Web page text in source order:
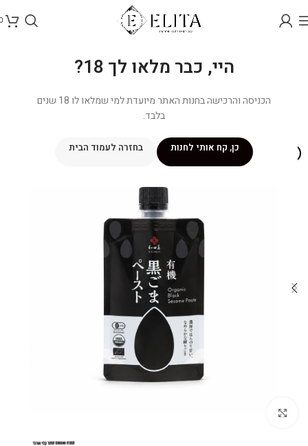
היי, כבר מלאו לך 18?
הכניסה והרכישה בחנות האתר מיועדת למי שמלאו לו 18 שנים
בלבד.
כן, קח אותי לחנות בחזרה לעמוד הבית